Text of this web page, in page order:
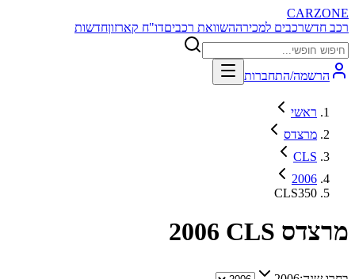
CARZONE
רכב חדשרכבים למכירההשוואת רכביםדו"ח קארזוןחדשות
הרשמה/התחברות
ראשי
מרצדס
CLS
2006
CLS350
מרצדס CLS 2006